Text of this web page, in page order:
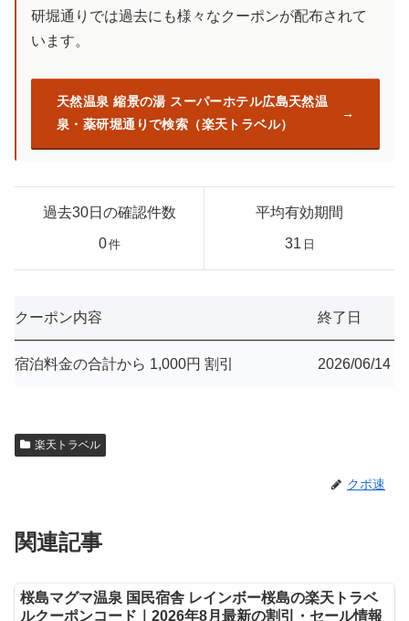
研堀通りでは過去にも様々なクーポンが配布されて
います。
天然温泉 縮景の湯 スーパーホテル広島天然温
泉・薬研堀通りで検索（楽天トラベル）
過去30日の確認件数
0件
平均有効期間
31 日
クーポン内容 終了日
宿泊料金の合計から 1,000円 割引 2026/06/14
楽天トラベル
クポ速
関連記事
桜島マグマ温泉 国民宿舎 レインボー桜島の楽天トラベ
ルクーポンコード｜2026年8月最新の割引・セール情報